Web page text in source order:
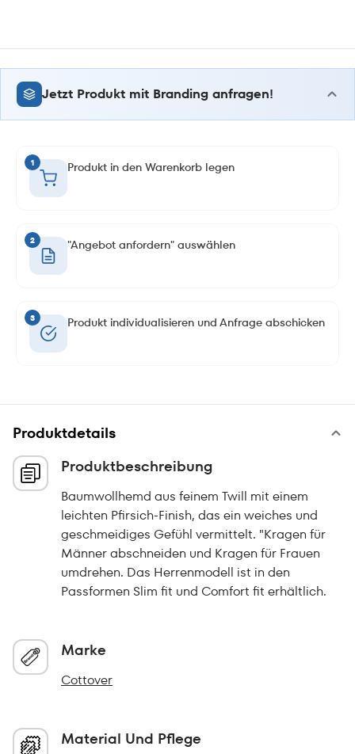
Jetzt Produkt mit Branding anfragen!
1 Produkt in den Warenkorb legen
2 "Angebot anfordern" auswählen
3 Produkt individualisieren und Anfrage abschicken
Produktdetails
Produktbeschreibung
Baumwollhemd aus feinem Twill mit einem
leichten Pfirsich-Finish, das ein weiches und
geschmeidiges Gefühl vermittelt. "Kragen für
Männer abschneiden und Kragen für Frauen
umdrehen. Das Herrenmodell ist in den
Passformen Slim fit und Comfort fit erhältlich.
Marke
Cottover
Material Und Pflege